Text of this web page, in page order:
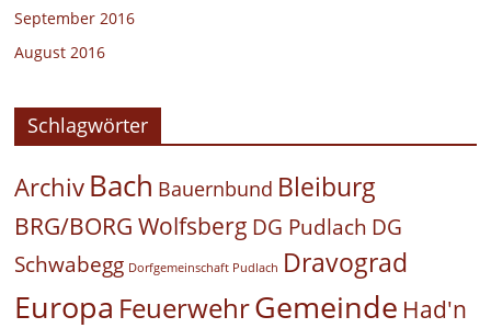
September 2016
August 2016
Schlagwörter
Archiv Bach Bauernbund Bleiburg
BRG/BORG Wolfsberg DG Pudlach DG
Schwabegg Dorfgemeinschaft Pudlach Dravograd
Europa FeuerwehrGemeinde Had'n